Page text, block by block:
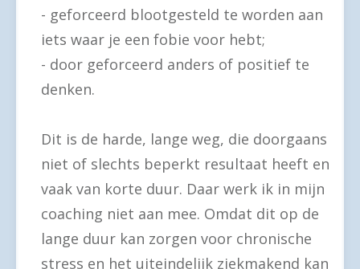
- geforceerd blootgesteld te worden aan
iets waar je een fobie voor hebt;
- door geforceerd anders of positief te
denken.
Dit is de harde, lange weg, die doorgaans
niet of slechts beperkt resultaat heeft en
vaak van korte duur. Daar werk ik in mijn
coaching niet aan mee. Omdat dit op de
lange duur kan zorgen voor chronische
stress en het uiteindelijk ziekmakend kan